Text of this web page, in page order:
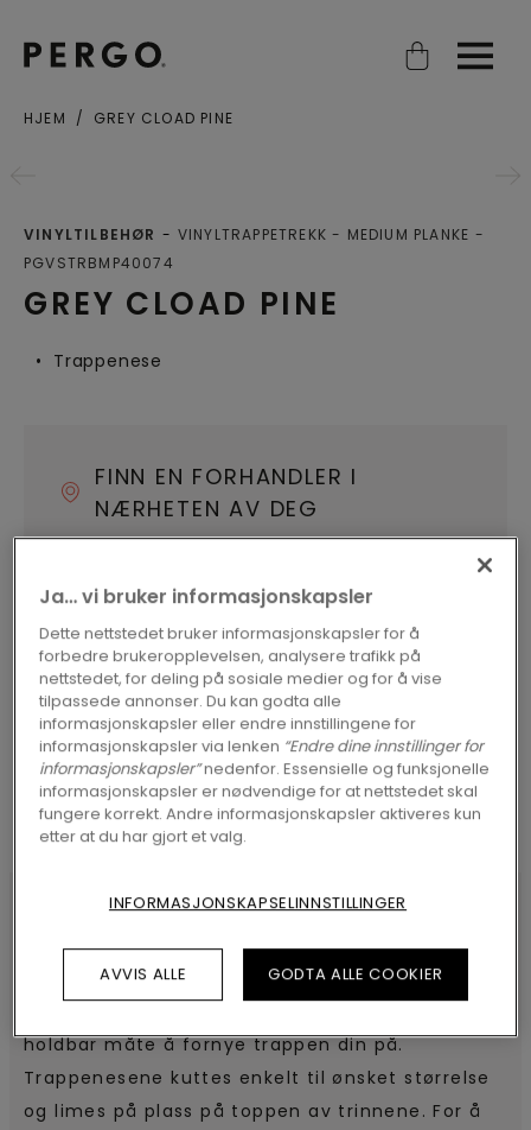
Open searchOpen
HJEM GREY CLOAD PINE
GREY CLOAD PINE
VINYLTILBEHØR
VINYLTRAPPETREKK - MEDIUM PLANKE
PGVSTRBMP40074
Trappenese
FINN EN FORHANDLER I
NÆRHETEN AV DEG
SØK
SPESIFIKASJONER
holdbar måte å fornye trappen din på.
Trappenesene kuttes enkelt til ønsket størrelse
og limes på plass på toppen av trinnene. For å
Ja… vi bruker informasjonskapsler
Dette nettstedet bruker informasjonskapsler for å
forbedre brukeropplevelsen, analysere trafikk på
nettstedet, for deling på sosiale medier og for å vise
tilpassede annonser. Du kan godta alle
informasjonskapsler eller endre innstillingene for
informasjonskapsler via lenken “Endre dine innstillinger for
informasjonskapsler”nedenfor. Essensielle og funksjonelle
informasjonskapsler er nødvendige for at nettstedet skal
fungere korrekt. Andre informasjonskapsler aktiveres kun
etter at du har gjort et valg.
INFORMASJONSKAPSELINNSTILLINGER
AVVIS ALLE GODTA ALLE COOKIER